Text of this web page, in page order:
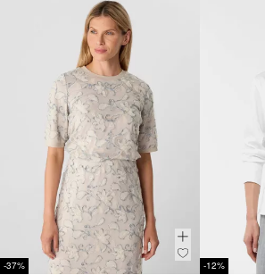
-37% -12%